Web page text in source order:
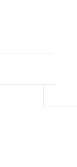
TREFLIKÓW 02257